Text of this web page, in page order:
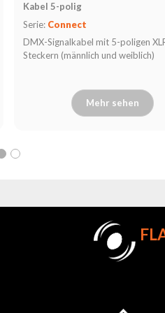
Kabel 5-polig
Serie: Connect
DMX-Signalkabel mit 5-poligen
Steckern (männlich und weiblich)
Mehr sehen